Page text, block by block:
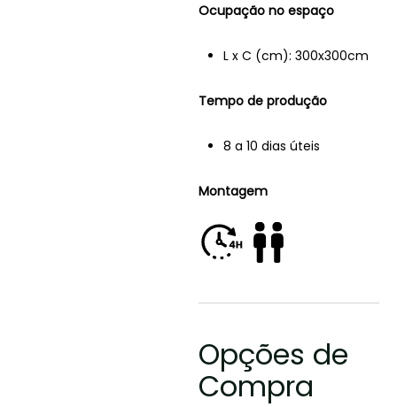
Ocupação no espaço
L x C (cm): 300x300cm
Tempo de produção
8 a 10 dias úteis
Montagem
Opções de
Compra